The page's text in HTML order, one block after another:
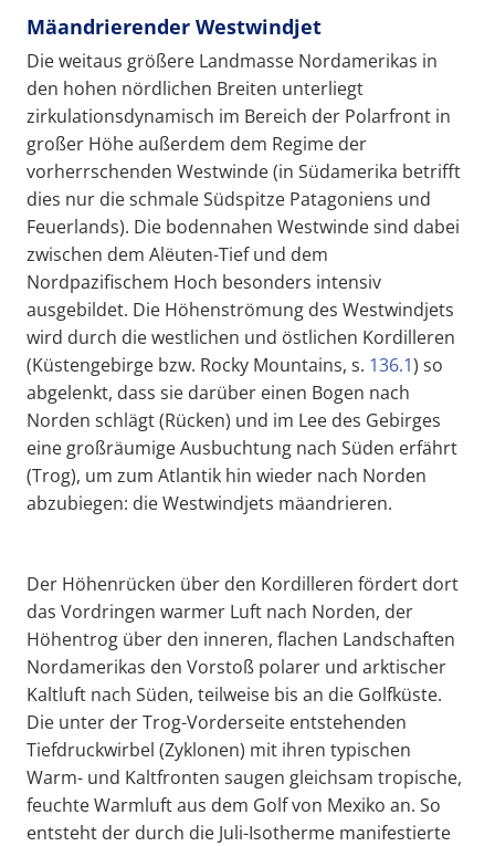
Mäandrierender Westwindjet
Die weitaus größere Landmasse Nordamerikas in
den hohen nördlichen Breiten unterliegt
zirkulationsdynamisch im Bereich der Polarfront in
großer Höhe außerdem dem Regime der
vorherrschenden Westwinde (in Südamerika betrifft
dies nur die schmale Südspitze Patagoniens und
Feuerlands). Die bodennahen Westwinde sind dabei
zwischen dem Alëuten-Tief und dem
Nordpazifischem Hoch besonders intensiv
ausgebildet. Die Höhenströmung des Westwindjets
wird durch die westlichen und östlichen Kordilleren
(Küstengebirge bzw. Rocky Mountains, s. 136.1) so
abgelenkt, dass sie darüber einen Bogen nach
Norden schlägt (Rücken) und im Lee des Gebirges
eine großräumige Ausbuchtung nach Süden erfährt
(Trog), um zum Atlantik hin wieder nach Norden
abzubiegen: die Westwindjets mäandrieren.
Der Höhenrücken über den Kordilleren fördert dort
das Vordringen warmer Luft nach Norden, der
Höhentrog über den inneren, flachen Landschaften
Nordamerikas den Vorstoß polarer und arktischer
Kaltluft nach Süden, teilweise bis an die Golfküste.
Die unter der Trog-Vorderseite entstehenden
Tiefdruckwirbel (Zyklonen) mit ihren typischen
Warm- und Kaltfronten saugen gleichsam tropische,
feuchte Warmluft aus dem Golf von Mexiko an. So
entsteht der durch die Juli-Isotherme manifestierte